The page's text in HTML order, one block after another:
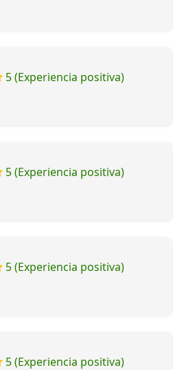
5 (Experiencia positiva)
5 (Experiencia positiva)
5 (Experiencia positiva)
5 (Experiencia positiva)